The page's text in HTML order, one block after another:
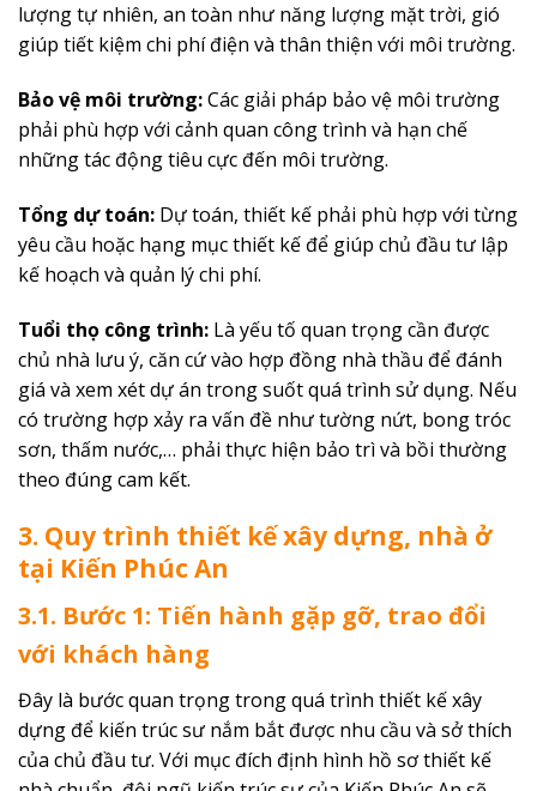
lượng tự nhiên, an toàn như năng lượng mặt trời, gió
giúp tiết kiệm chi phí điện và thân thiện với môi trường.
Bảo vệ môi trường:Các giải pháp bảo vệ môi trường
phải phù hợp với cảnh quan công trình và hạn chế
những tác động tiêu cực đến môi trường.
Tổng dự toán: Dự toán, thiết kế phải phù hợp với từng
yêu cầu hoặc hạng mục thiết kế để giúp chủ đầu tư lập
kế hoạch và quản lý chi phí.
Tuổi thọ công trình: Là yếu tố quan trọng cần được
chủ nhà lưu ý, căn cứ vào hợp đồng nhà thầu để đánh
giá và xem xét dự án trong suốt quá trình sử dụng. Nếu
có trường hợp xảy ra vấn đề như tường nứt, bong tróc
sơn, thấm nước,… phải thực hiện bảo trì và bồi thường
theo đúng cam kết.
3. Quy trình thiết kế xây dựng, nhà ở
tại Kiến Phúc An
3.1. Bước 1: Tiến hành gặp gỡ, trao đổi
với khách hàng
Đây là bước quan trọng trong quá trình thiết kế xây
dựng để kiến ​​trúc sư nắm bắt được nhu cầu và sở thích
của chủ đầu tư. Với mục đích định hình hồ sơ thiết kế